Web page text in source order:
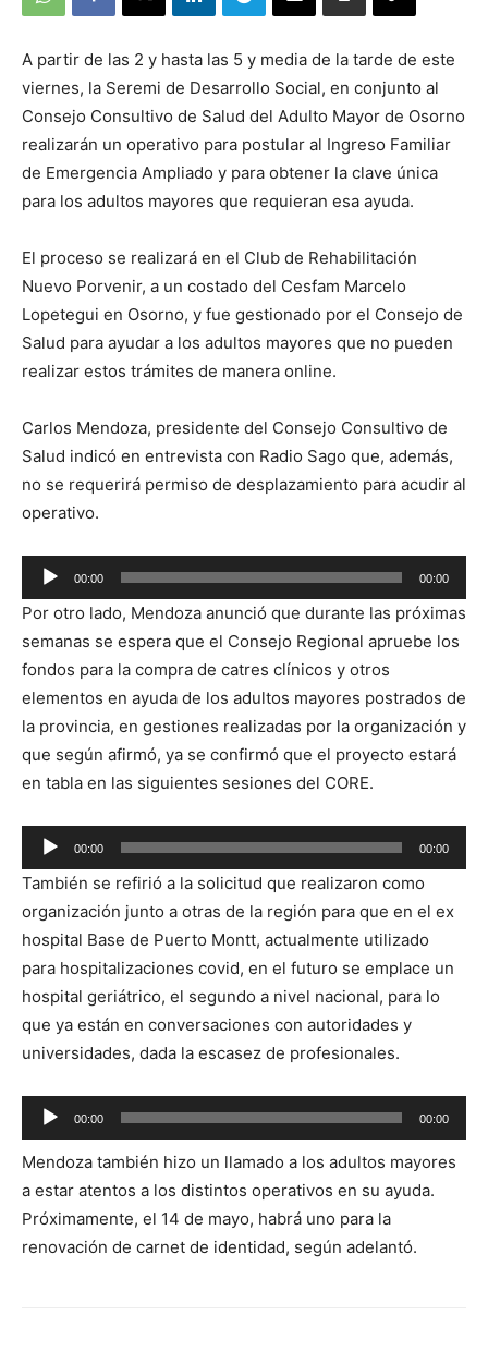
A partir de las 2 y hasta las 5 y media de la tarde de este
viernes, la Seremi de Desarrollo Social, en conjunto al
Consejo Consultivo de Salud del Adulto Mayor de Osorno
realizarán un operativo para postular al Ingreso Familiar
de Emergencia Ampliado y para obtener la clave única
para los adultos mayores que requieran esa ayuda.
El proceso se realizará en el Club de Rehabilitación
Nuevo Porvenir, a un costado del Cesfam Marcelo
Lopetegui en Osorno, y fue gestionado por el Consejo de
Salud para ayudar a los adultos mayores que no pueden
realizar estos trámites de manera online.
Carlos Mendoza, presidente del Consejo Consultivo de
Salud indicó en entrevista con Radio Sago que, además,
no se requerirá permiso de desplazamiento para acudir al
operativo.
Reproductor
de
audio
00:00 00:00
Por otro lado, Mendoza anunció que durante las próximas
semanas se espera que el Consejo Regional apruebe los
fondos para la compra de catres clínicos y otros
elementos en ayuda de los adultos mayores postrados de
la provincia, en gestiones realizadas por la organización y
que según afirmó, ya se confirmó que el proyecto estará
en tabla en las siguientes sesiones del CORE.
Reproductor
de
audio
00:00 00:00
También se refirió a la solicitud que realizaron como
organización junto a otras de la región para que en el ex
hospital Base de Puerto Montt, actualmente utilizado
para hospitalizaciones covid, en el futuro se emplace un
hospital geriátrico, el segundo a nivel nacional, para lo
que ya están en conversaciones con autoridades y
universidades, dada la escasez de profesionales.
Reproductor
de
audio
00:00 00:00
Mendoza también hizo un llamado a los adultos mayores
a estar atentos a los distintos operativos en su ayuda.
Próximamente, el 14 de mayo, habrá uno para la
renovación de carnet de identidad, según adelantó.